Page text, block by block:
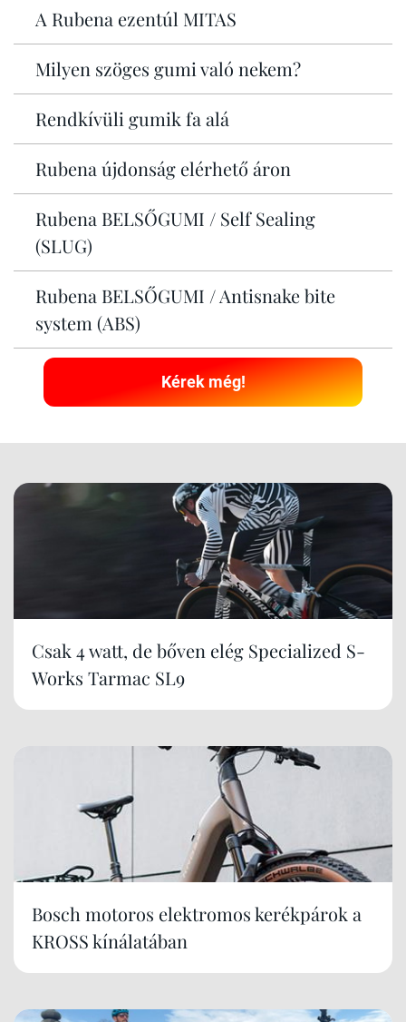
A Rubena ezentúl MITAS
Milyen szöges gumi való nekem?
Rendkívüli gumik fa alá
Rubena újdonság elérhető áron
Rubena BELSŐGUMI / Self Sealing
(SLUG)
Rubena BELSŐGUMI / Antisnake bite
system (ABS)
Kérek még!
Csak 4 watt, de bőven elég Specialized S-
Works Tarmac SL9
Bosch motoros elektromos kerékpárok a
KROSS kínálatában